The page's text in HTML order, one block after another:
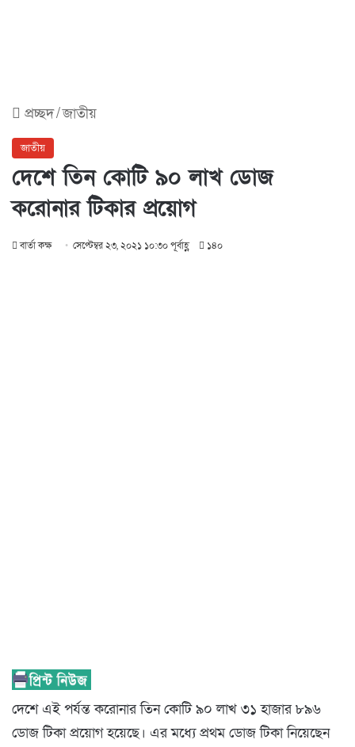
প্রচ্ছদ/জাতীয়
জাতীয়
দেশে তিন কোটি ৯০ লাখ ডোজ
করোনার টিকার প্রয়োগ
বার্তা কক্ষ সেপ্টেম্বর ২৩, ২০২১ ১০:৩০ পূর্বাহ্ণ ১৪০
দেশে এই পর্যন্ত করোনার তিন কোটি ৯০ লাখ ৩১ হাজার ৮৯৬
ডোজ টিকা প্রয়োগ হয়েছে। এর মধ্যে প্রথম ডোজ টিকা নিয়েছেন